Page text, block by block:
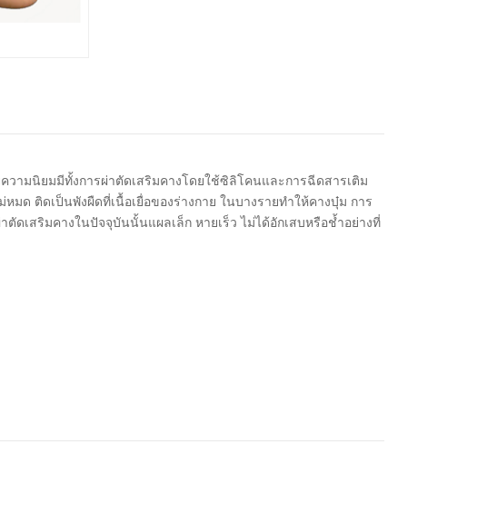
มนิยมมีทั้งการผ่าตัดเสริมคางโดยใช้ซิลิโคนและการฉีดสารเติม
ด ติดเป็นพังผืดที่เนื้อเยื่อของร่างกาย ในบางรายทำให้คางบุ๋ม การ
เสริมคางในปัจจุบันนั้นแผลเล็ก หายเร็ว ไม่ได้อักเสบหรือช้ำอย่างที่